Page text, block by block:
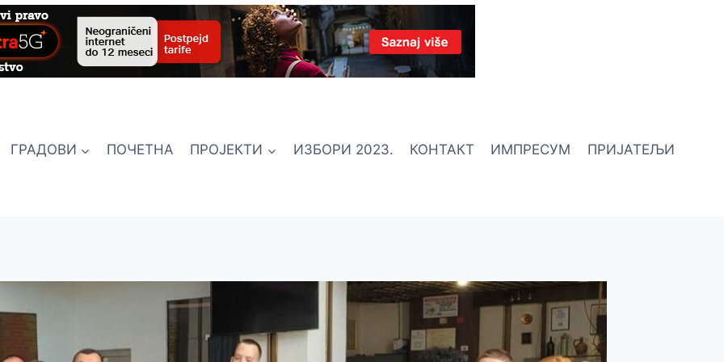
ГРАДОВИ ПОЧЕТНА ПРОЈЕКТИ ИЗБОРИ 2023. КОНТАКТ ИМПРЕСУМ ПРИЈАТЕЉИ